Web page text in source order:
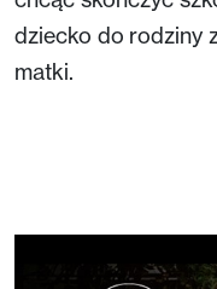
dziecko do rodziny
matki.